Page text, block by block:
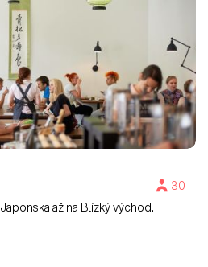
30
až na Blízký východ.